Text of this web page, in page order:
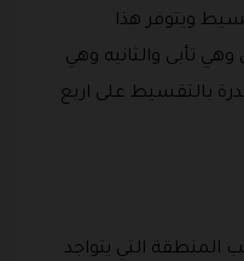
ويتوفر هذا
تأبى والثانيه وهي
بالتقسيط على اربع
التي يتواجد